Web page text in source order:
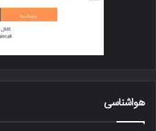
هواشناسی